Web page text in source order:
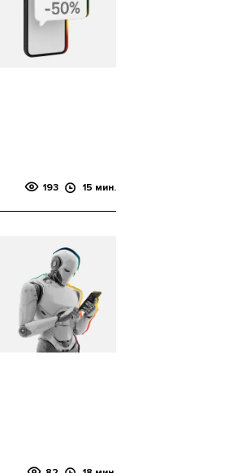
193 15 мин.